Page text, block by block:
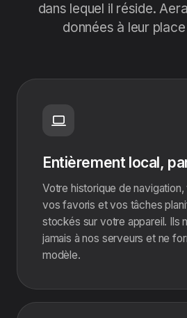
dans lequel il réside.
données à leur place
Entièrement local,
Votre historique de
vos favoris et vos tâches
stockés sur votre appareil. Ils
jamais à nos serveurs et ne
modèle.